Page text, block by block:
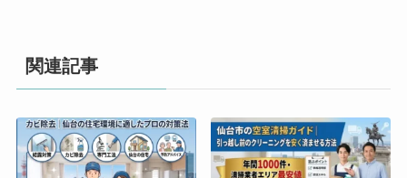
関連記事